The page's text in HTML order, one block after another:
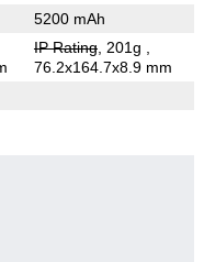
5200 mAh
IP Rating, 201g
76.2x164.7x8.9 mm